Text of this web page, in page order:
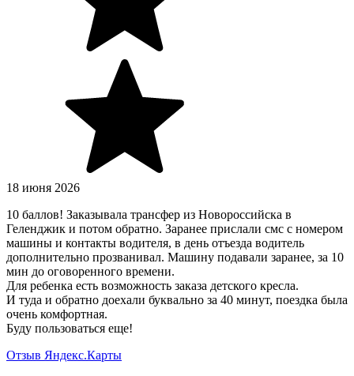
18 июня 2026
10 баллов! Заказывала трансфер из Новороссийска в
Геленджик и потом обратно. Заранее прислали смс с номером
машины и контакты водителя, в день отъезда водитель
дополнительно прозванивал. Машину подавали заранее, за 10
мин до оговоренного времени.
Для ребенка есть возможность заказа детского кресла.
И туда и обратно доехали буквально за 40 минут, поездка была
очень комфортная.
Буду пользоваться еще!
Отзыв Яндекс.Карты